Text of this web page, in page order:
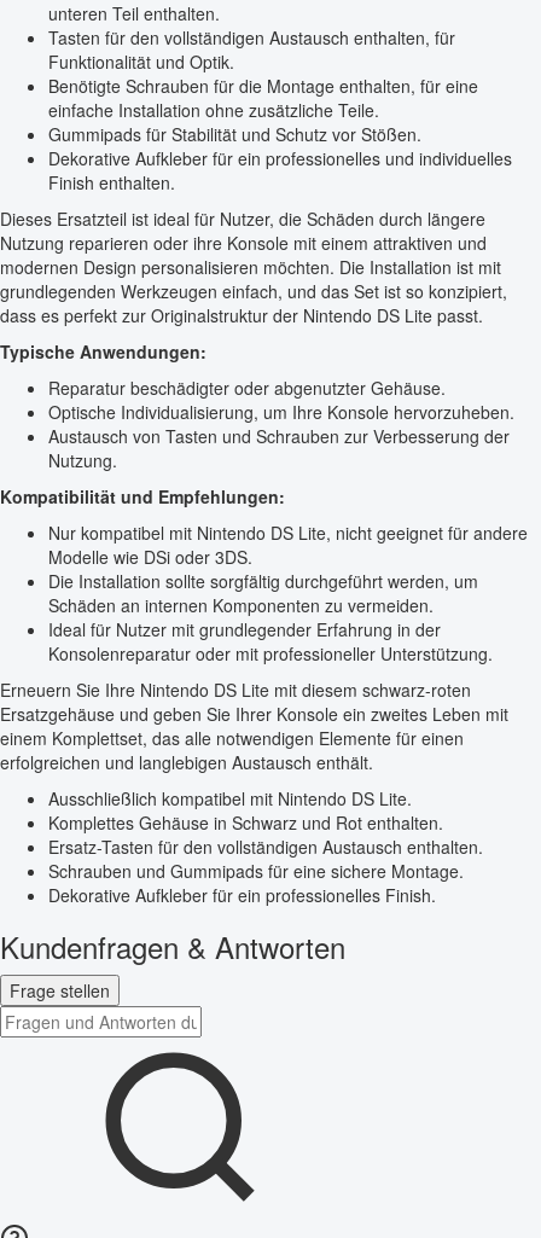
unteren Teil enthalten.
Tasten für den vollständigen Austausch enthalten, für
Funktionalität und Optik.
Benötigte Schrauben für die Montage enthalten, für eine
einfache Installation ohne zusätzliche Teile.
Gummipads für Stabilität und Schutz vor Stößen.
Dekorative Aufkleber für ein professionelles und individuelles
Finish enthalten.
Dieses Ersatzteil ist ideal für Nutzer, die Schäden durch längere
Nutzung reparieren oder ihre Konsole mit einem attraktiven und
modernen Design personalisieren möchten. Die Installation ist mit
grundlegenden Werkzeugen einfach, und das Set ist so konzipiert,
dass es perfekt zur Originalstruktur der Nintendo DS Lite passt.
Typische Anwendungen:
Reparatur beschädigter oder abgenutzter Gehäuse.
Optische Individualisierung, um Ihre Konsole hervorzuheben.
Austausch von Tasten und Schrauben zur Verbesserung der
Nutzung.
Kompatibilität und Empfehlungen:
Nur kompatibel mit Nintendo DS Lite, nicht geeignet für andere
Modelle wie DSi oder 3DS.
Die Installation sollte sorgfältig durchgeführt werden, um
Schäden an internen Komponenten zu vermeiden.
Ideal für Nutzer mit grundlegender Erfahrung in der
Konsolenreparatur oder mit professioneller Unterstützung.
Erneuern Sie Ihre Nintendo DS Lite mit diesem schwarz-roten
Ersatzgehäuse und geben Sie Ihrer Konsole ein zweites Leben mit
einem Komplettset, das alle notwendigen Elemente für einen
erfolgreichen und langlebigen Austausch enthält.
Ausschließlich kompatibel mit Nintendo DS Lite.
Komplettes Gehäuse in Schwarz und Rot enthalten.
Ersatz-Tasten für den vollständigen Austausch enthalten.
Schrauben und Gummipads für eine sichere Montage.
Dekorative Aufkleber für ein professionelles Finish.
Kundenfragen & Antworten
Frage stellen